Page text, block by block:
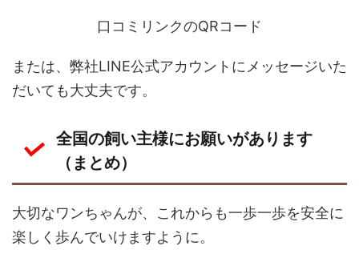
口コミリンクのQRコード
または、弊社LINE公式アカウントにメッセージいた
だいても大丈夫です。
全国の飼い主様にお願いがあります
（まとめ）
大切なワンちゃんが、これからも一歩一歩を安全に
楽しく歩んでいけますように。